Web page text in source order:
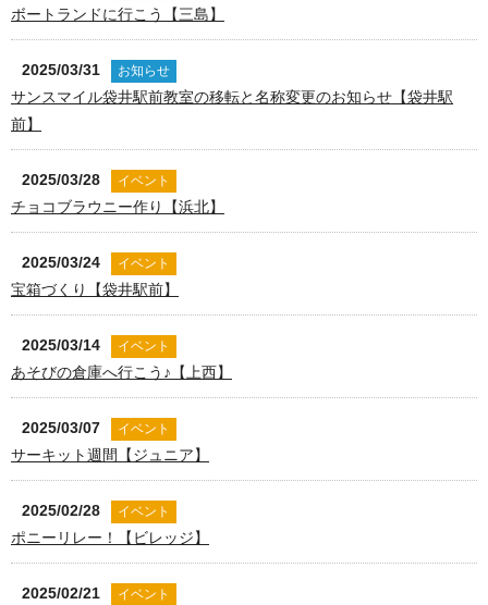
ボートランドに行こう【三島】
2025/03/31 お知らせ
サンスマイル袋井駅前教室の移転と名称変更のお知らせ【袋井駅
前】
2025/03/28 イベント
チョコブラウニー作り【浜北】
2025/03/24 イベント
宝箱づくり【袋井駅前】
2025/03/14 イベント
あそびの倉庫へ行こう♪【上西】
2025/03/07 イベント
サーキット週間【ジュニア】
2025/02/28 イベント
ポニーリレー！【ビレッジ】
2025/02/21 イベント